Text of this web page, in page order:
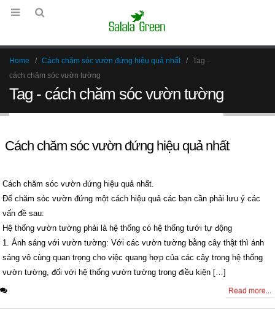
Home Cách chăm sóc vườn đứng hiệu quả nhất
Tag -
cách chăm sóc vườn tường
Tag - cách chăm sóc vườn tường
Cách chăm sóc vườn đứng hiệu quả nhất
Cách chăm sóc vườn đứng hiệu quả nhất.
Để chăm sóc vườn đứng một cách hiệu quả các bạn cần phải lưu ý các
vấn đề sau:
Hệ thống vườn tường phải là hệ thống có hệ thống tưới tự động
1. Ánh sáng với vườn tường: Với các vườn tường bằng cây thật thì ánh
sáng vô cùng quan trọng cho việc quang hợp của các cây trong hệ thống
vườn tường, đối với hệ thống vườn tường trong điều kiện […]
Read more...